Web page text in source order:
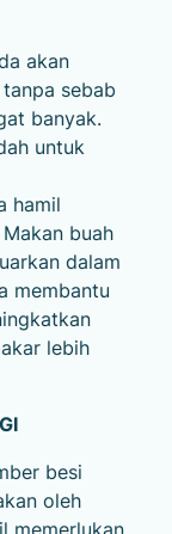
akan
sebab
banyak.
untuk
hamil
buah
dalam
membantu
lebih
besi
oleh
memerlukan